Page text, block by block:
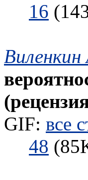
16
Виленкин
GIF: все
48